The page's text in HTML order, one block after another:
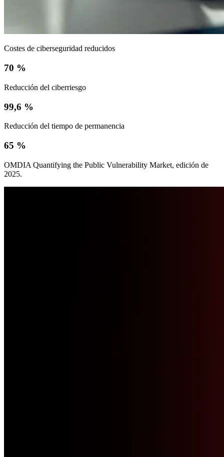
Costes de ciberseguridad reducidos
70 %
Reducción del ciberriesgo
99,6 %
Reducción del tiempo de permanencia
65 %
OMDIA Quantifying the Public Vulnerability Market, edición de
2025.